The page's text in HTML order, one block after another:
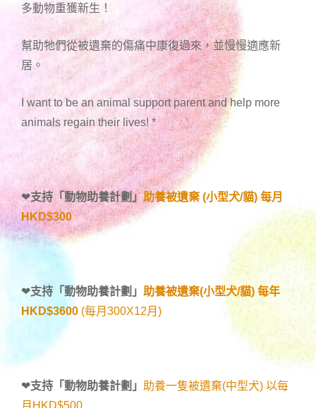
多動物重獲新生！
幫助牠們從被遺棄的傷痛中康復過來，並慢慢適應新
居。
I want to be an animal support parent and help more
animals regain their lives! *
❤支持「動物助養計劃」助養被遺棄 (小型犬/貓) 每月
HKD$300
❤支持「動物助養計劃 」 助養被遺棄(小型犬/貓) 每年
HKD$3600 (每月300X12月)
❤支持「動物助養計劃 」 助養一隻被遺棄(中型犬) 以每
月HKD$500